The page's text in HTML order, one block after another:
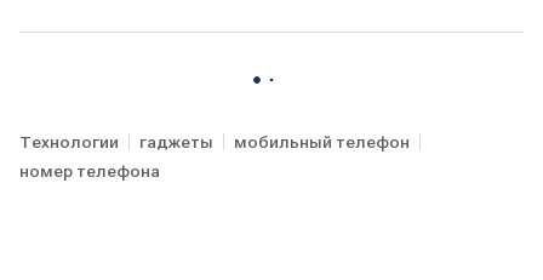
Технологии гаджеты
мобильный телефон
номер телефона